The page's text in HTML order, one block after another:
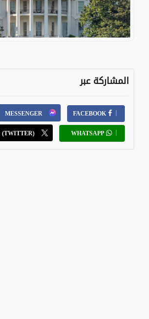
المشاركة عبر
FACEBOOK
MESSENGER
WHATSAPP